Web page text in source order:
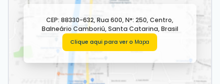
CEP: 88330-632,Rua 600,N°: 250,Centro,
Balneário Camboriú,Santa Catarina,Brasil
Clique aqui para ver o Mapa